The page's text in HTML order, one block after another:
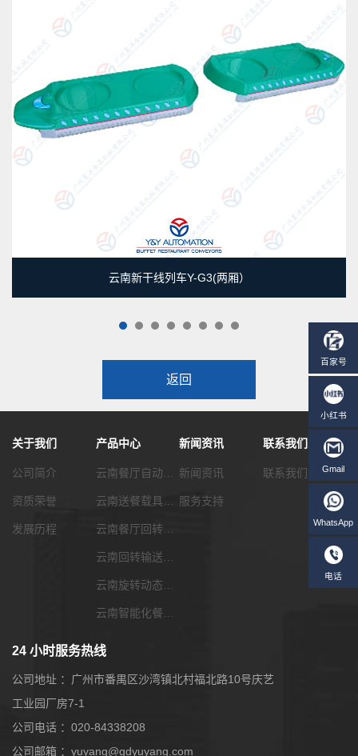
云南新干线列车Y-G3(两厢）
1 2 3
返回
关于我们
公司简介
资质荣誉
发展历程
产品中心
云南餐厅自动化传菜系统
云南送餐载具选配
云南餐厅回转输送带
云南回转输送带功能配套
云南旋转动态展览输送带
云南智能化餐饮系统
新闻资讯
新闻资讯
服务支持
联系我们
联系我们
24 小时服务热线
公司地址 ：广州市番禺区沙湾镇北村福北路10号庆艺
工业园厂房7-1
公司电话 ：020-84338208
公司邮箱 ：yuyang@gdyuyang.com